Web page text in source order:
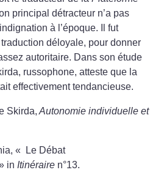
principal détracteur n’a pas
à l’époque. Il fut
déloyale, pour donner
autoritaire. Dans son étude
russophone, atteste que la
effectivement tendancieuse.
Skirda, Autonomie individuelle et
«
Le Débat
in Itinéraire n°13.